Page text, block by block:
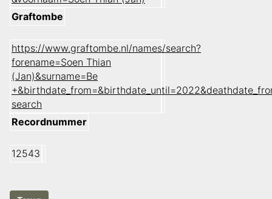
Graftombe
https://www.graftombe.nl/names/search?
forename=Soen Thian
(Jan)&surname=Be
search
Recordnummer
12543